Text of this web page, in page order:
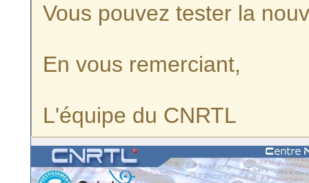
Vous pouvez tester la
En vous remerciant,
L'équipe du CNRTL